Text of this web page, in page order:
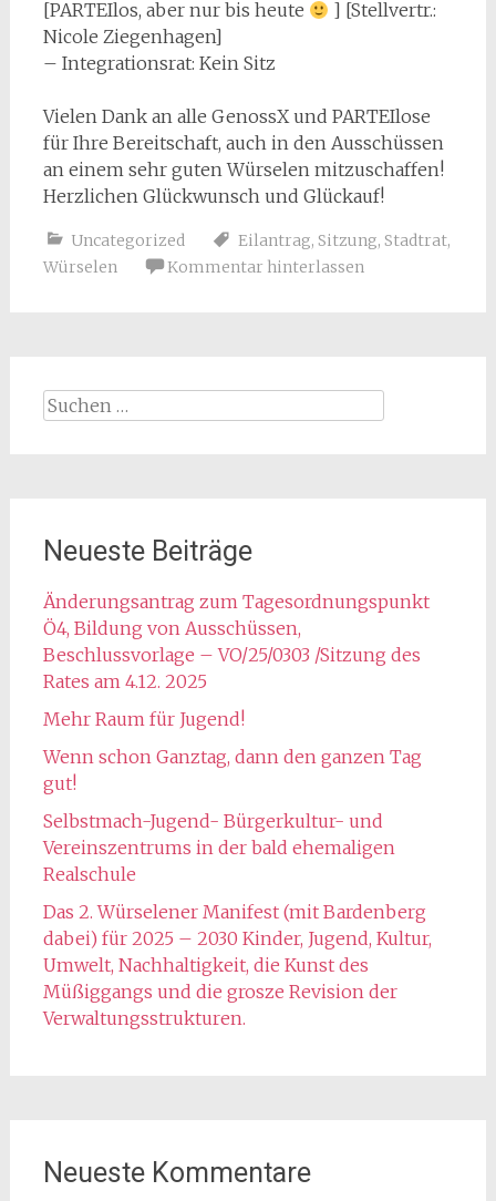
[PARTEIlos, aber nur bis heute
] [Stellvertr.:
Nicole Ziegenhagen]
– Integrationsrat: Kein Sitz
Vielen Dank an alle GenossX und PARTEIlose
für Ihre Bereitschaft, auch in den Ausschüssen
an einem sehr guten Würselen mitzuschaffen!
Herzlichen Glückwunsch und Glückauf!
Uncategorized Eilantrag, Sitzung, Stadtrat,
Würselen
Kommentar hinterlassen
Suchen
Neueste Beiträge
Änderungsantrag zum Tagesordnungspunkt
Ö4, Bildung von Ausschüssen,
Beschlussvorlage – VO/25/0303 /Sitzung des
Rates am 4.12. 2025
Mehr Raum für Jugend!
Wenn schon Ganztag, dann den ganzen Tag
gut!
Selbstmach-Jugend- Bürgerkultur- und
Vereinszentrums in der bald ehemaligen
Realschule
Das 2. Würselener Manifest (mit Bardenberg
dabei) für 2025 – 2030 Kinder, Jugend, Kultur,
Umwelt, Nachhaltigkeit, die Kunst des
Müßiggangs und die grosze Revision der
Verwaltungsstrukturen.
Neueste Kommentare